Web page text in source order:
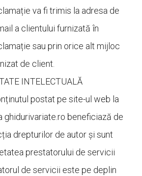
va fi trimis la adresa de
a clientului furnizată în
sau prin orice alt mijloc
de client.
INTELECTUALĂ
postat pe site-ul web la
ghidurivariate.ro beneficiază de
drepturilor de autor și sunt
prestatorului de servicii
de servicii este pe deplin